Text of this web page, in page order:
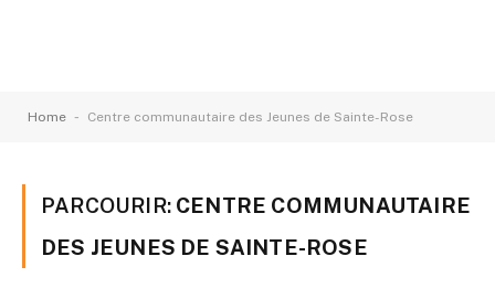
Home - Centre communautaire des Jeunes de Sainte-Rose
PARCOURIR: CENTRE COMMUNAUTAIRE
DES JEUNES DE SAINTE-ROSE